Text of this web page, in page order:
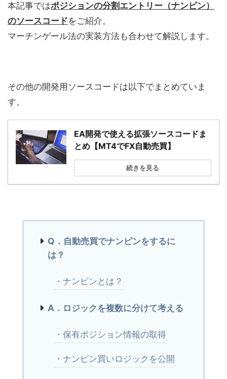
本記事ではポジションの分割エントリー（ナンピン）
のソースコードをご紹介。
マーチンゲール法の実装方法も合わせて解説します。
その他の開発用ソースコードは以下でまとめていま
す。
EA開発で使える拡張ソースコードま
とめ【MT4でFX自動売買】
続きを見る
Q．自動売買でナンピンをするに
は？
・ナンピンとは？
A．ロジックを複数に分けて考える
・保有ポジション情報の取得
・ナンピン買いロジックを公開